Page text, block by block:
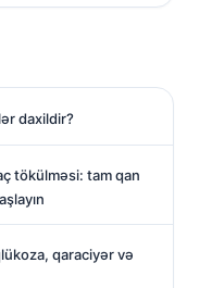
daxildir?
tökülməsi: tam qan
qaraciyər və